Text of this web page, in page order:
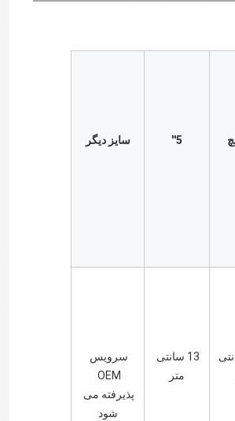
5'' سایز دیگر
متر
شود